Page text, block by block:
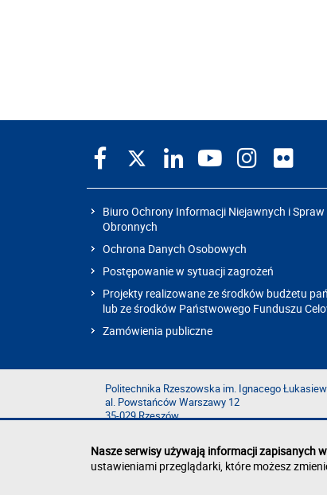
Biuro Ochrony Informacji Niejawnych i Spraw
Obronnych
Ochrona Danych Osobowych
Postępowanie w sytuacji zagrożeń
Projekty realizowane ze środków budżetu
lub ze środków Państwowego Funduszu
Zamówienia publiczne
Politechnika Rzeszowska im. Ignacego
al. Powstańców Warszawy 12
35-029 Rzeszów
Nasze serwisy używają informacji zapisanych
ustawieniami przeglądarki, które możesz